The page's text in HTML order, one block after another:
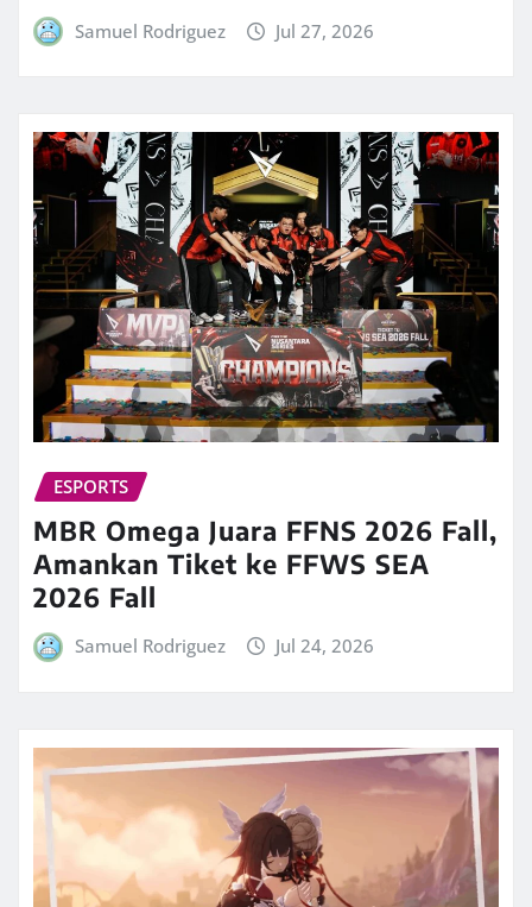
Samuel Rodriguez Jul 27, 2026
ESPORTS
MBR Omega Juara FFNS 2026 Fall,
Amankan Tiket ke FFWS SEA
2026 Fall
Samuel Rodriguez Jul 24, 2026